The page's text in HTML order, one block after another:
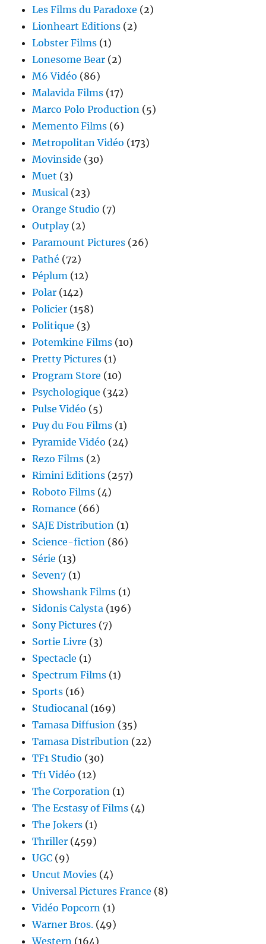
Les Films du Paradoxe (2)
Lionheart Editions (2)
Lobster Films (1)
Lonesome Bear (2)
M6 Vidéo (86)
Malavida Films (17)
Marco Polo Production (5)
Memento Films (6)
Metropolitan Vidéo (173)
Movinside (30)
Muet (3)
Musical (23)
Orange Studio (7)
Outplay(2)
Paramount Pictures (26)
Pathé (72)
Péplum (12)
Polar (142)
Policier (158)
Politique (3)
Potemkine Films (10)
Pretty Pictures (1)
Program Store (10)
Psychologique (342)
Pulse Vidéo (5)
Puy du Fou Films (1)
Pyramide Vidéo (24)
Rezo Films (2)
Rimini Editions (257)
Roboto Films (4)
Romance (66)
SAJE Distribution (1)
Science-fiction (86)
Série (13)
Seven7 (1)
Showshank Films (1)
Sidonis Calysta (196)
Sony Pictures (7)
Sortie Livre (3)
Spectacle (1)
Spectrum Films (1)
Sports (16)
Studiocanal (169)
Tamasa Diffusion (35)
Tamasa Distribution (22)
TF1 Studio (30)
Tf1 Vidéo (12)
The Corporation (1)
The Ecstasy of Films (4)
The Jokers (1)
Thriller (459)
UGC (9)
Uncut Movies (4)
Universal Pictures France (8)
Vidéo Popcorn (1)
Warner Bros. (49)
Western (164)